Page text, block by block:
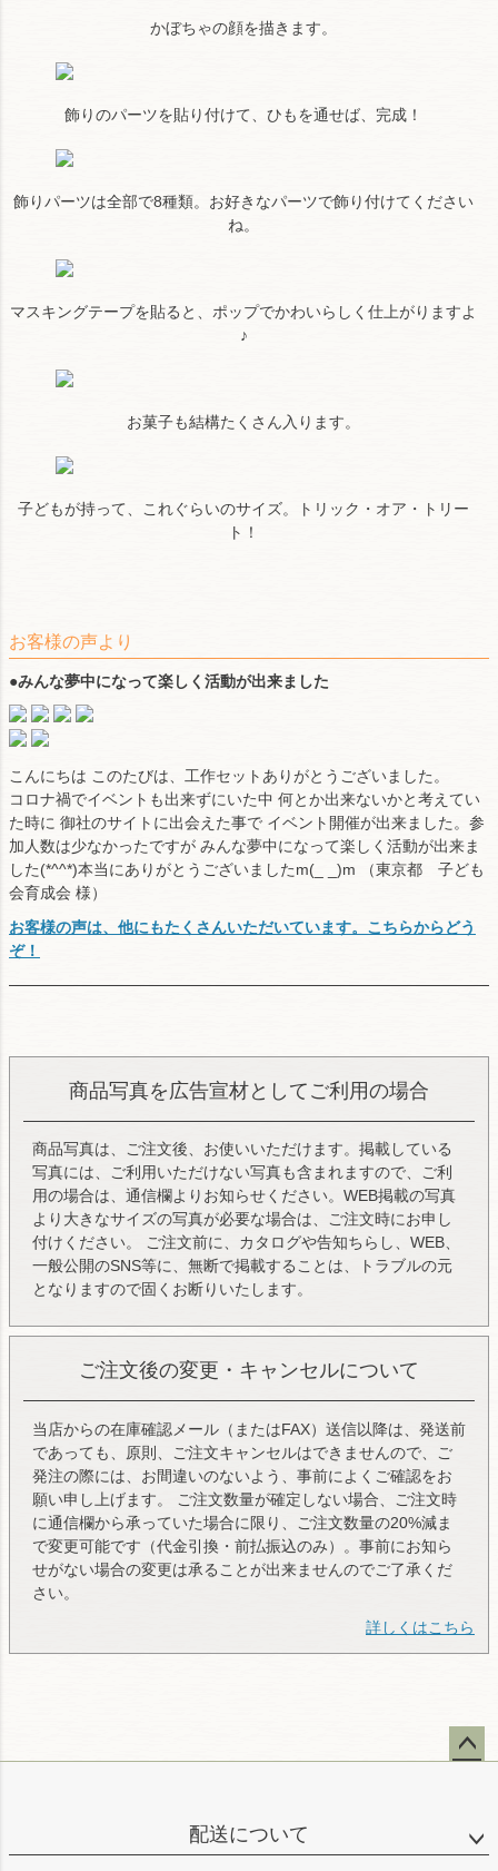
かぼちゃの顔を描きます。
飾りのパーツを貼り付けて、ひもを通せば、完成！
飾りパーツは全部で8種類。お好きなパーツで飾り付けてください
ね。
マスキングテープを貼ると、ポップでかわいらしく仕上がりますよ
♪
お菓子も結構たくさん入ります。
子どもが持って、これぐらいのサイズ。トリック・オア・トリー
ト！
お客様の声より
●みんな夢中になって楽しく活動が出来ました
こんにちは このたびは、工作セットありがとうございました。
コロナ禍でイベントも出来ずにいた中 何とか出来ないかと考えてい
た時に 御社のサイトに出会えた事で イベント開催が出来ました。参
加人数は少なかったですが みんな夢中になって楽しく活動が出来ま
した(*^^*)本当にありがとうございましたm(_ _)m （東京都 子ども
会育成会 様）
お客様の声は、他にもたくさんいただいています。こちらからどう
ぞ！
商品写真を広告宣材としてご利用の場合
商品写真は、ご注文後、お使いいただけます。掲載している
写真には、ご利用いただけない写真も含まれますので、ご利
用の場合は、通信欄よりお知らせください。WEB掲載の写真
より大きなサイズの写真が必要な場合は、ご注文時にお申し
付けください。 ご注文前に、カタログや告知ちらし、WEB、
一般公開のSNS等に、無断で掲載することは、トラブルの元
となりますので固くお断りいたします。
ご注文後の変更・キャンセルについて
当店からの在庫確認メール（またはFAX）送信以降は、発送前
であっても、原則、ご注文キャンセルはできませんので、ご
発注の際には、お間違いのないよう、事前によくご確認をお
願い申し上げます。 ご注文数量が確定しない場合、ご注文時
に通信欄から承っていた場合に限り、ご注文数量の20%減ま
で変更可能です（代金引換・前払振込のみ）。事前にお知ら
せがない場合の変更は承ることが出来ませんのでご了承くだ
さい。
詳しくはこちら
配送について